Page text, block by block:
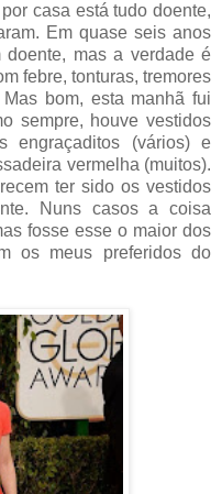
casa está tudo doente,
Em quase seis anos
mas a verdade é
febre, tonturas, tremores
bom, esta manhã fui
sempre, houve vestidos
engraçaditos (vários) e
vermelha (muitos).
ter sido os vestidos
Nuns casos a coisa
fosse esse o maior dos
os meus preferidos do